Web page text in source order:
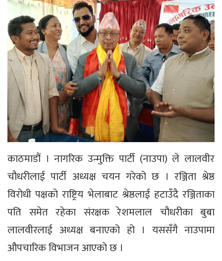
काठमाडौं । नागरिक उन्मुक्ति पार्टी (नाउपा) ले लालवीर
चौधरीलाई पार्टी अध्यक्ष चयन गरेको छ । रञ्जिता श्रेष्ठ
विरोधी पक्षको राष्ट्रिय भेलाबाट श्रेष्ठलाई हटाउँदै रञ्जिताका
पति समेत रहेका संरक्षक रेशमलाल चौधरीका बुबा
लालवीरलाई अध्यक्ष बनाएको हो । यससँगै नाउपामा
औपचारिक विभाजन आएको छ ।